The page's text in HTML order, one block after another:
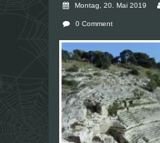
Montag, 20. Mai 2019
0 Comment